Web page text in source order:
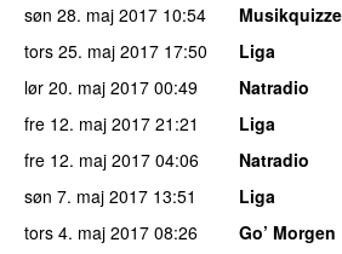
søn 28. maj 2017 10:54
tors 25. maj 2017 17:50
Liga
lør 20. maj 2017 00:49
Natradio
fre 12. maj 2017 21:21
Liga
fre 12. maj 2017 04:06
Natradio
søn 7. maj 2017 13:51
Liga
tors 4. maj 2017 08:26
Go’ Morgen